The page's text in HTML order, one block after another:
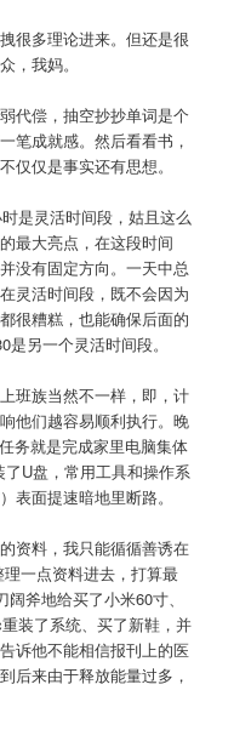
很多理论进来。但还是很
，我妈。
代偿，抽空抄抄单词是个
笔成就感。然后看看书，
仅仅是事实还有思想。
是灵活时间段，姑且这么
最大亮点，在这段时间
没有固定方向。一天中总
灵活时间段，既不会因为
很糟糕，也能确保后面的
另一个灵活时间段。
班族当然不一样，即，计
他们越容易顺利执行。晚
务就是完成家里电脑集体
U盘，常用工具和操作系
表面提速暗地里断路。
资料，我只能循循善诱在
一点资料进去，打算最
斧地给买了小米60寸、
装了系统、买了新鞋，并
诉他不能相信报刊上的医
后来由于释放能量过多，